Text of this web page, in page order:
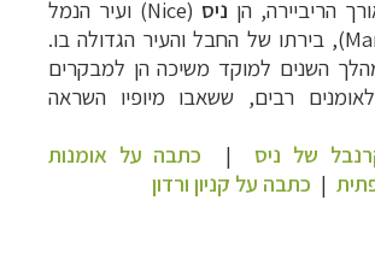
הריביירה, הן ניס (
Nice) ועיר הנמל
), בירתו של החבל והעיר הגדולה בו.
השנים למוקד משיכה הן למבקרים
לאומנים רבים, ששאבו מיופיו השראה
של ניס | כתבה על אומנות
| כתבה על קניון ורדון